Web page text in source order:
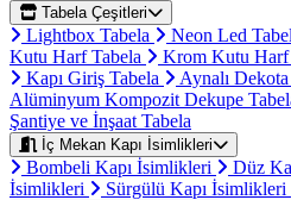
Tabela Çeşitleri
Lightbox Tabela Neon Led
Kutu Harf Tabela
Krom Kutu Harf
Kapı Giriş Tabela
Aynalı
Alüminyum Kompozit Dekupe
Şantiye ve İnşaat Tabela
İç Mekan Kapı İsimlikleri
Bombeli Kapı İsimlikleri Düz
İsimlikleri
Sürgülü Kapı İsimlikleri